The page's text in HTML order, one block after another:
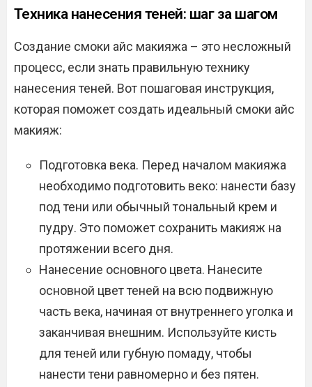
Техника нанесения теней: шаг за шагом
Создание смоки айс макияжа – это несложный
процесс, если знать правильную технику
нанесения теней. Вот пошаговая инструкция,
которая поможет создать идеальный смоки айс
макияж:
Подготовка века. Перед началом макияжа
необходимо подготовить веко: нанести базу
под тени или обычный тональный крем и
пудру. Это поможет сохранить макияж на
протяжении всего дня.
Нанесение основного цвета. Нанесите
основной цвет теней на всю подвижную
часть века, начиная от внутреннего уголка и
заканчивая внешним. Используйте кисть
для теней или губную помаду, чтобы
нанести тени равномерно и без пятен.